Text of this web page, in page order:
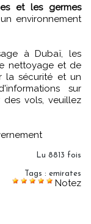
et les germes
environnement
à Dubaï, les
nettoyage et de
la sécurité et un
sur
des vols, veuillez
Lu 8813 fois
Tags : emirates
Notez